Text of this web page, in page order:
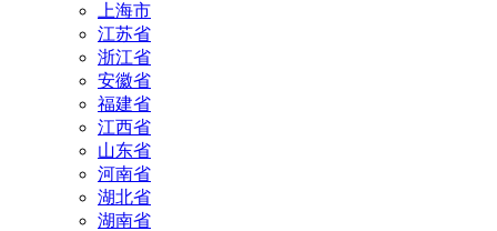
上海市
江苏省
浙江省
安徽省
福建省
江西省
山东省
河南省
湖北省
湖南省